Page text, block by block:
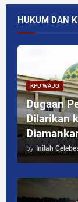
HUKUM DAN
KPU WAJO
Dugaan
Dilarikan
by Inilah